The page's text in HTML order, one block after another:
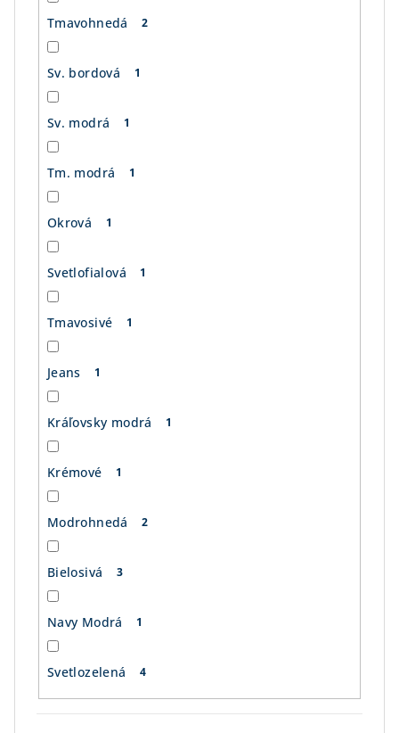
Tmavohnedá 2
Sv. bordová 1
Sv. modrá 1
Tm. modrá 1
Okrová 1
Svetlofialová 1
Tmavosivé 1
Jeans 1
Kráľovsky modrá 1
Krémové 1
Modrohnedá 2
Bielosivá 3
Navy Modrá 1
Svetlozelená 4